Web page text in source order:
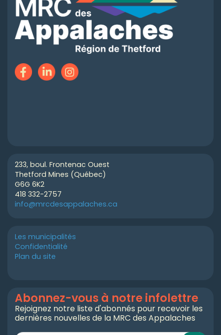
233, boul. Frontenac Ouest
Thetford Mines (Québec)
G6G 6K2
418 332-2757
info@mrcdesappalaches.ca
Les municipalités
Confidentialité
Plan du site
Abonnez-vous à notre infolettre
Rejoignez notre liste d'abonnés pour recevoir les
dernières nouvelles de la MRC des Appalaches